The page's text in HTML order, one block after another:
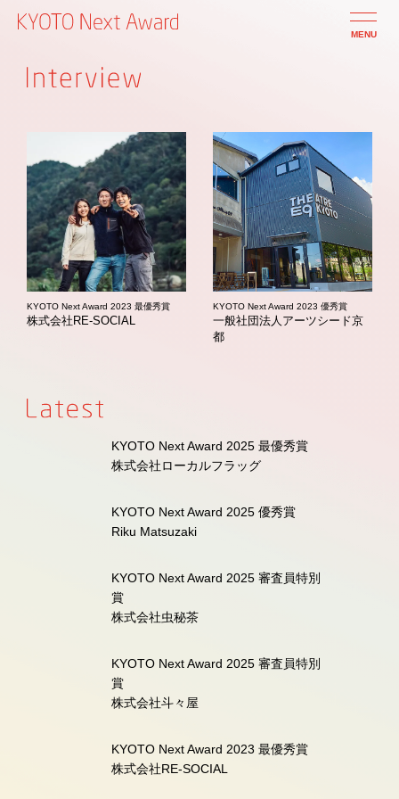
MENU
KYOTO Next Award 2023 最優秀賞
株式会社RE-SOCIAL
KYOTO Next Award 2023 優秀賞
一般社団法人アーツシード京
都
KYOTO Next Award 2025 最優秀賞
株式会社ローカルフラッグ
KYOTO Next Award 2025 優秀賞
Riku Matsuzaki
KYOTO Next Award 2025 審査員特別
賞
株式会社虫秘茶
KYOTO Next Award 2025 審査員特別
賞
株式会社斗々屋
KYOTO Next Award 2023 最優秀賞
株式会社RE-SOCIAL